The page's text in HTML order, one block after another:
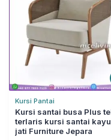
Kursi Pantai
Kursi santai busa Plus tebal
terlaris kursi santai kayu
jati Furniture Jepara